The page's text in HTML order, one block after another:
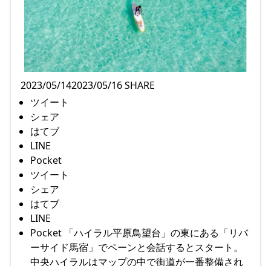
2023/05/142023/05/16 SHARE
ツイート
シェア
はてブ
LINE
Pocket
ツイート
シェア
はてブ
LINE
Pocket 「ハイラル平原鳥望台」の東にある「リバ
ーサイド馬宿」でペーンと会話するとスタート。
中央ハイラルはマップの中で街道が一番整備され